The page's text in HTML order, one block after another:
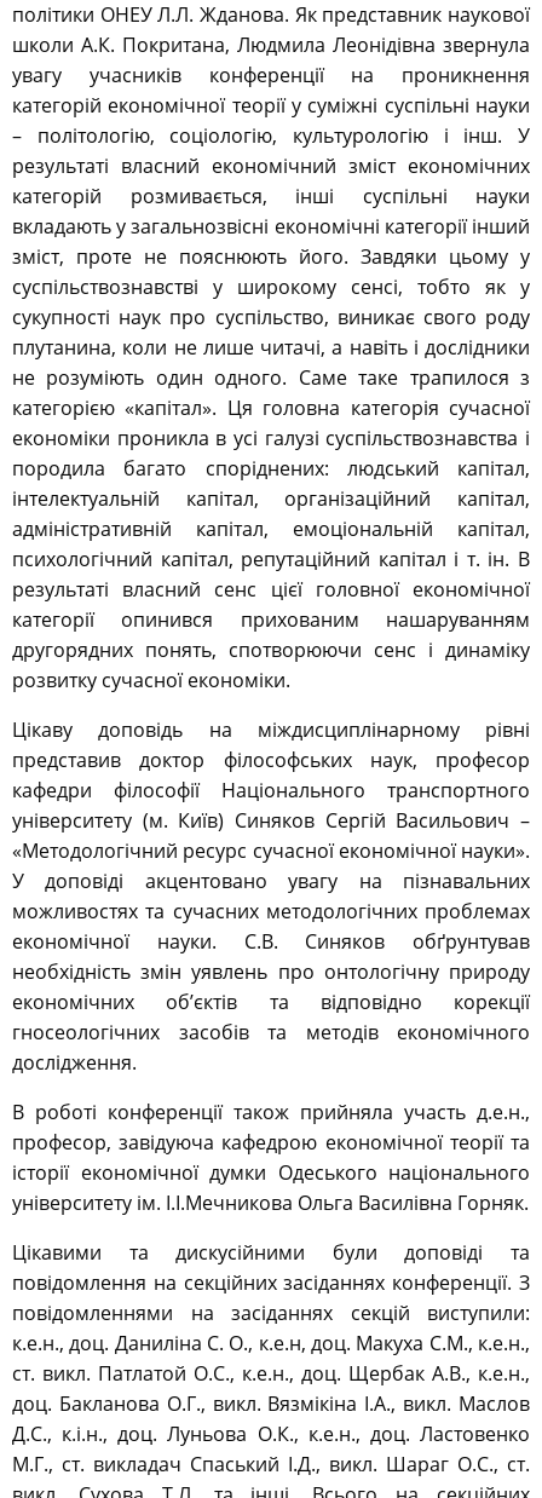
політики ОНЕУ Л.Л. Жданова. Як представник наукової
школи А.К. Покритана, Людмила Леонідівна звернула
увагу учасників конференції на проникнення
категорій економічної теорії у суміжні суспільні науки
– політологію, соціологію, культурологію і інш. У
результаті власний економічний зміст економічних
категорій розмивається, інші суспільні науки
вкладають у загальнозвісні економічні категорії інший
зміст, проте не пояснюють його. Завдяки цьому у
суспільствознавстві у широкому сенсі, тобто як у
сукупності наук про суспільство, виникає свого роду
плутанина, коли не лише читачі, а навіть і дослідники
не розуміють один одного. Саме таке трапилося з
категорією «капітал». Ця головна категорія сучасної
економіки проникла в усі галузі суспільствознавства і
породила багато споріднених: людський капітал,
інтелектуальній капітал, організаційний капітал,
адміністративній капітал, емоціональній капітал,
психологічний капітал, репутаційний капітал і т. ін. В
результаті власний сенс цієї головної економічної
категорії опинився прихованим нашаруванням
другорядних понять, спотворюючи сенс і динаміку
розвитку сучасної економіки.
Цікаву доповідь на міждисциплінарному рівні
представив доктор філософських наук, професор
кафедри філософії Національного транспортного
університету (м. Київ) Синяков Сергій Васильович –
«Методологічний ресурс сучасної економічної науки».
У доповіді акцентовано увагу на пізнавальних
можливостях та сучасних методологічних проблемах
економічної науки. С.В. Синяков обґрунтував
необхідність змін уявлень про онтологічну природу
економічних об’єктів та відповідно корекції
гносеологічних засобів та методів економічного
дослідження.
В роботі конференції також прийняла участь д.е.н.,
професор, завідуюча кафедрою економічної теорії та
історії економічної думки Одеського національного
університету ім. І.І.Мечникова Ольга Василівна Горняк.
Цікавими та дискусійними були доповіді та
повідомлення на секційних засіданнях конференції. З
повідомленнями на засіданнях секцій виступили:
к.е.н., доц. Даниліна С. О., к.е.н, доц. Макуха С.М., к.е.н.,
ст. викл. Патлатой О.С., к.е.н., доц. Щербак А.В., к.е.н.,
доц. Бакланова О.Г., викл. Вязмікіна І.А., викл. Маслов
Д.С., к.і.н., доц. Луньова О.К., к.е.н., доц. Ластовенко
М.Г., ст. викладач Спаський І.Д., викл. Шараг О.С., ст.